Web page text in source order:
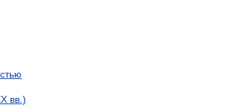
вв .)